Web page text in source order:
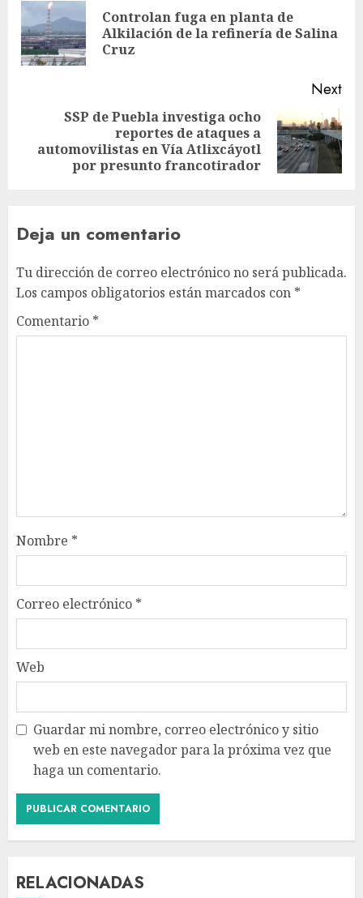
Controlan fuga en planta de
Alkilación de la refinería de Salina
Cruz
Next
SSP de Puebla investiga ocho
reportes de ataques a
automovilistas en Vía Atlixcáyotl
por presunto francotirador
Deja un comentario
Tu dirección de correo electrónico no será publicada.
Los campos obligatorios están marcados con *
Comentario *
Nombre *
Correo electrónico *
Web
Guardar mi nombre, correo electrónico y sitio
web en este navegador para la próxima vez que
haga un comentario.
RELACIONADAS